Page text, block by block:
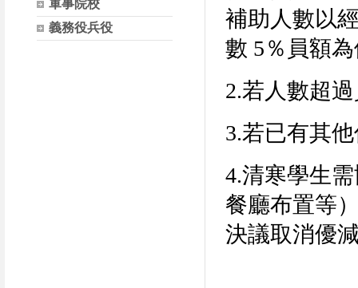
軍事院校
義務役兵役
補助人數以
數 5％員額
2.若人數超
3.若已有其
4.清寒學生
餐廳布置等
決議取消優